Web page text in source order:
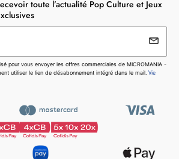
toute l’actualité Pop Culture et Jeux
Votre email est uniquement utilisé pour vous envoyer les
offres commerciales de MICROMANIA - ZING. Vous pouvez
à tout moment utiliser le lien de désabonnement intégré dans
pour vous envoyer les offres commerciales de MICROMANIA -
utiliser le lien de désabonnement intégré dans le mail. Vie